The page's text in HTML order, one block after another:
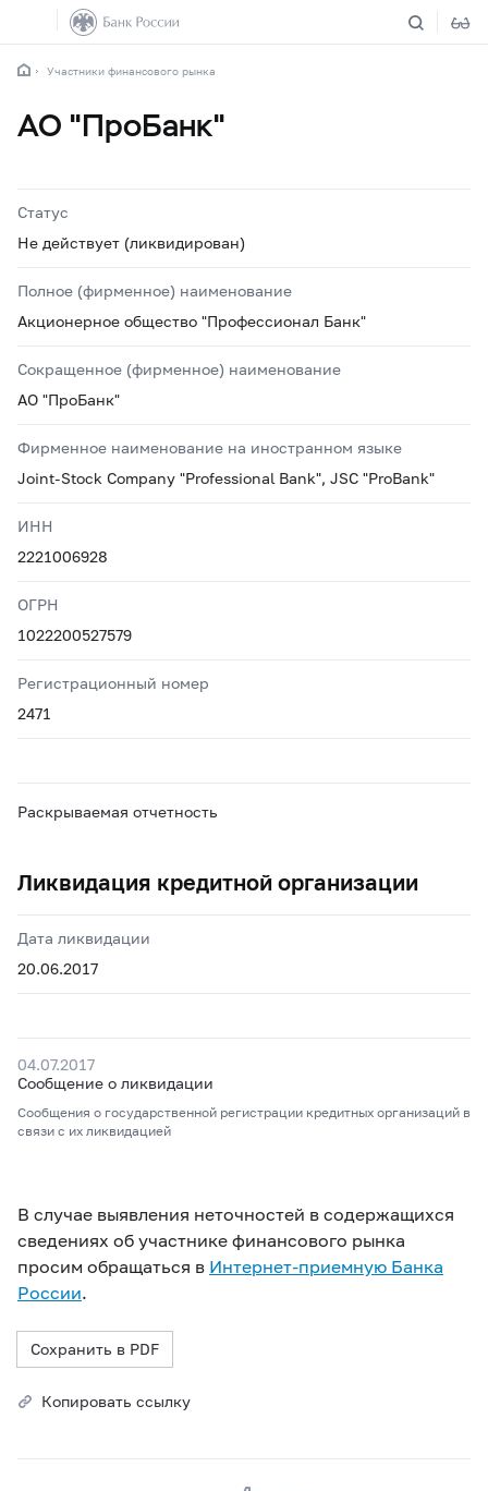
Участники финансового рынка
АО "ПроБанк"
Статус
Не действует (ликвидирован)
Полное (фирменное) наименование
Акционерное общество "Профессионал Банк"
Сокращенное (фирменное) наименование
АО "ПроБанк"
Фирменное наименование на иностранном языке
Joint-Stock Company "Professional Bank", JSC "ProBank"
ИНН
2221006928
ОГРН
1022200527579
Регистрационный номер
2471
Раскрываемая отчетность
Ликвидация кредитной организации
Дата ликвидации
20.06.2017
04.07.2017
Сообщение о ликвидации
Сообщения о государственной регистрации кредитных организаций в
связи с их ликвидацией
В случае выявления неточностей в содержащихся
сведениях об участнике финансового рынка
просим обращаться в Интернет-приемную Банка
России.
Сохранить в PDF
Копировать ссылку